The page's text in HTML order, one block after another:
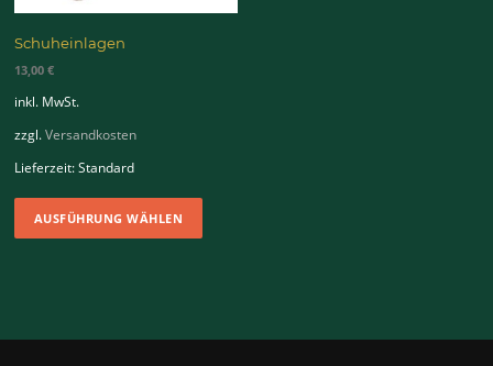
Schuheinlagen
13,00€
inkl. MwSt.
zzgl.Versandkosten
Lieferzeit:Standard
AUSFÜHRUNG WÄHLEN
Dieses
weist
Die